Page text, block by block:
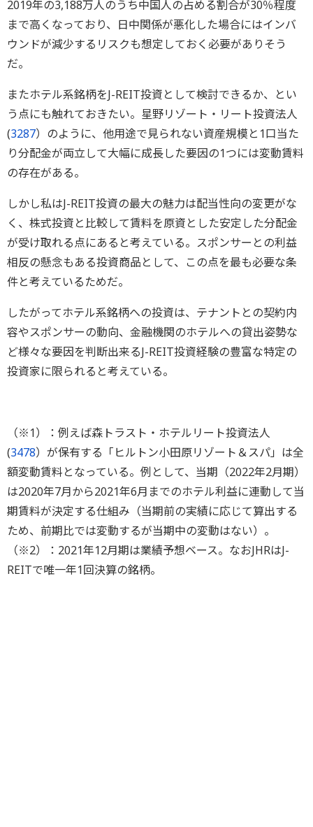
2019年の3,188万人のうち中国人の占める割合が30％程度
まで高くなっており、日中関係が悪化した場合にはインバ
ウンドが減少するリスクも想定しておく必要がありそう
だ。
またホテル系銘柄をJ-REIT投資として検討できるか、とい
う点にも触れておきたい。星野リゾート・リート投資法人
(3287）のように、他用途で見られない資産規模と1口当た
り分配金が両立して大幅に成長した要因の1つには変動賃料
の存在がある。
しかし私はJ-REIT投資の最大の魅力は配当性向の変更がな
く、株式投資と比較して賃料を原資とした安定した分配金
が受け取れる点にあると考えている。スポンサーとの利益
相反の懸念もある投資商品として、この点を最も必要な条
件と考えているためだ。
したがってホテル系銘柄への投資は、テナントとの契約内
容やスポンサーの動向、金融機関のホテルへの貸出姿勢な
ど様々な要因を判断出来るJ-REIT投資経験の豊富な特定の
投資家に限られると考えている。
（※1）：例えば森トラスト・ホテルリート投資法人
(3478）が保有する「ヒルトン小田原リゾート＆スパ」は全
額変動賃料となっている。例として、当期（2022年2月期）
は2020年7月から2021年6月までのホテル利益に連動して当
期賃料が決定する仕組み（当期前の実績に応じて算出する
ため、前期比では変動するが当期中の変動はない）。
（※2）：2021年12月期は業績予想ベース。なおJHRはJ-
REITで唯一年1回決算の銘柄。